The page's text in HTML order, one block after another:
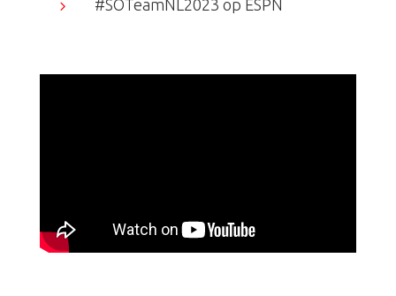
5
#SOTeamNL2023 op ESPN